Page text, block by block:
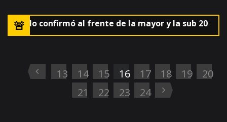
lo confirmó al frente de la mayor y la sub 20 🚨El
13 14 15 16 17 18 19
20
21
22 23 24